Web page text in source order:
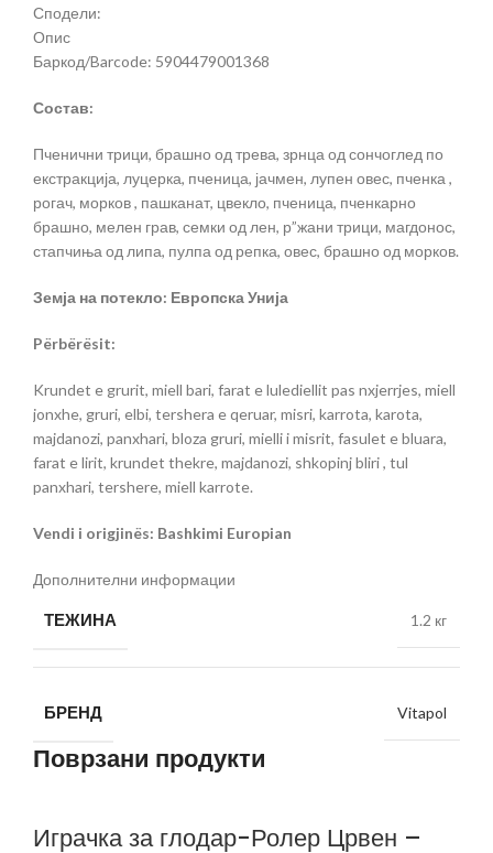
Сподели:
Опис
Баркод/Barcode: 5904479001368
Состав:
Пченични трици, брашно од трева, зрнца од сончоглед по
екстракција, луцерка, пченица, јачмен, лупен овес, пченка ,
рогач, морков , пашканат, цвекло, пченица, пченкарно
брашно, мелен грав, семки од лен, р”жани трици, магдонос,
стапчиња од липа, пулпа од репка, овес, брашно од морков.
Земја на потекло: Европска Унија
Përbërësit:
Krundet e grurit, miell bari, farat e lulediellit pas nxjerrjes, miell
jonxhe, gruri, elbi, tershera e qeruar, misri, karrota, karota,
majdanozi, panxhari, bloza gruri, mielli i misrit, fasulet e bluara,
farat e lirit, krundet thekre, majdanozi, shkopinj bliri , tul
panxhari, tershere, miell karrote.
Vendi i origjinës: Bashkimi Europian
Дополнителни информации
ТЕЖИНА 1.2 кг
БРЕНД Vitapol
Поврзани продукти
Играчка за глодар-Ролер Црвен –